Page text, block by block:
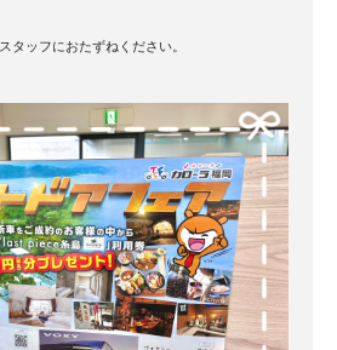
タッフにおたずねください。